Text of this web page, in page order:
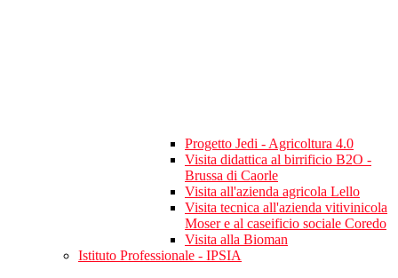
Progetto Jedi - Agricoltura 4.0
Visita didattica al birrificio B2O -
Brussa di Caorle
Visita all'azienda agricola Lello
Visita tecnica all'azienda vitivinicola
Moser e al caseificio sociale Coredo
Visita alla Bioman
Istituto Professionale - IPSIA